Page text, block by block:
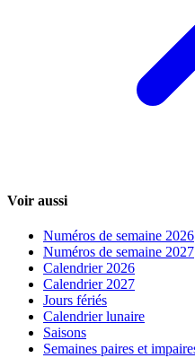
Voir aussi
Numéros de semaine 2026
Numéros de semaine 2027
Calendrier 2026
Calendrier 2027
Jours fériés
Calendrier lunaire
Saisons
Semaines paires et